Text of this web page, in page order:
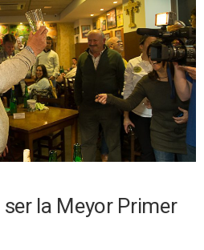
la Meyor Primer